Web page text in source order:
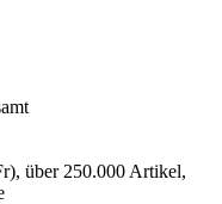
über 250.000 Artikel,